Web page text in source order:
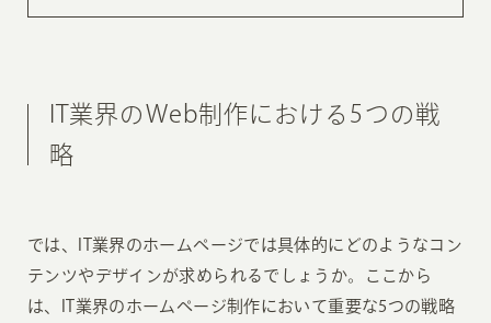
IT業界のWeb制作における5つの戦
略
では、IT業界のホームページでは具体的にどのようなコン
テンツやデザインが求められるでしょうか。ここから
は、IT業界のホームページ制作において重要な5つの戦略